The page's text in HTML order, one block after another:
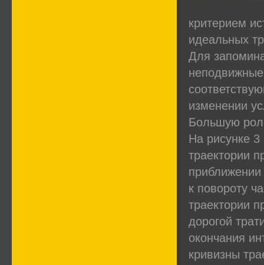
критерием
идеальных
Для
изменении
Большую
На рисунке 3
траектории
к повороту
траектории
дорогой
окончания
кривизны